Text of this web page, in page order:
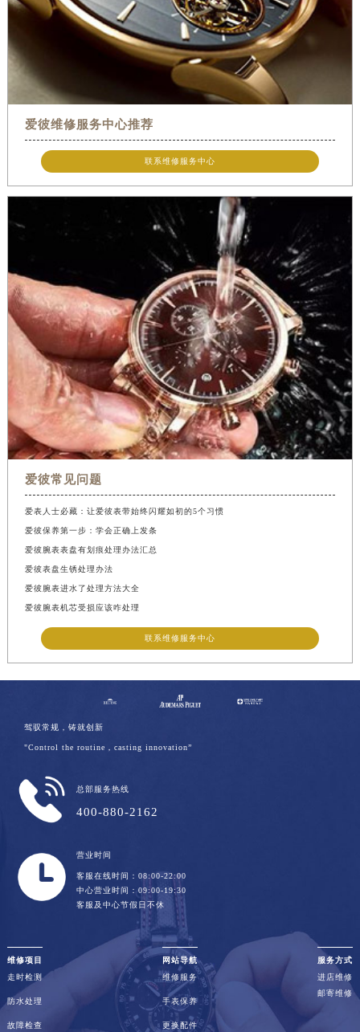
爱彼维修服务中心推荐
联系维修服务中心
爱彼常见问题
爱表人士必藏：让爱彼表带始终闪耀如初的5个习惯
爱彼保养第一步：学会正确上发条
爱彼腕表表盘有划痕处理办法汇总
爱彼表盘生锈处理办法
爱彼腕表进水了处理方法大全
爱彼腕表机芯受损应该咋处理
联系维修服务中心
驾驭常规，铸就创新
"Control the routine，casting innovation”
总部服务热线
400-880-2162
营业时间
客服在线时间：08:00-22:00
中心营业时间：09:00-19:30
客服及中心节假日不休
维修项目
走时检测
防水处理
故障检查
网站导航
维修服务
手表保养
更换配件
服务方式
进店维修
邮寄维修